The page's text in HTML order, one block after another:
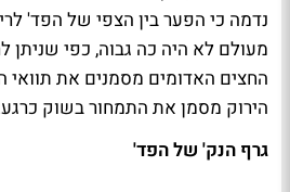
נדמה כי הפער בין הצפי של הפד'
מעולם לא היה כה גבוה, כפי שניתן
החצים האדומים מסמנים את תוואי
הירוק מסמן את התמחור בשוק
גרף הנק' של הפד'